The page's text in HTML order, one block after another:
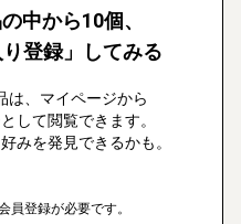
中から10個、
登録」してみる
は、マイページから
して閲覧できます。
みを発見できるかも。
員登録が必要です。